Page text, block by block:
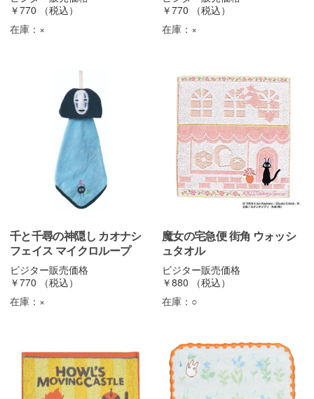
￥770
（税込）
在庫： ×
￥770
（税込）
在庫： ×
千と千尋の神隠し カオナシ
フェイス マイクロループ
ビジター販売価格
￥770
（税込）
在庫： ×
魔女の宅急便 街角 ウォッシ
ュタオル
ビジター販売価格
￥880
（税込）
在庫： ○